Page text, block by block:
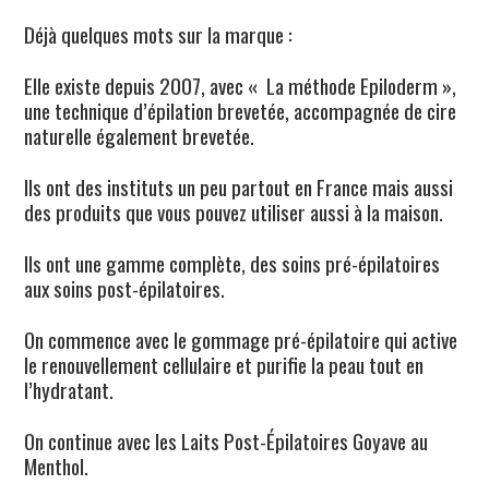
Déjà quelques mots sur la marque :
Elle existe depuis 2007, avec « La méthode Epiloderm »,
une technique d’épilation brevetée, accompagnée de cire
naturelle également brevetée.
Ils ont des instituts un peu partout en France mais aussi
des produits que vous pouvez utiliser aussi à la maison.
Ils ont une gamme complète, des soins pré-épilatoires
aux soins post-épilatoires.
On commence avec le gommage pré-épilatoire qui active
le renouvellement cellulaire et purifie la peau tout en
l’hydratant.
On continue avec les Laits Post-Épilatoires Goyave au
Menthol.